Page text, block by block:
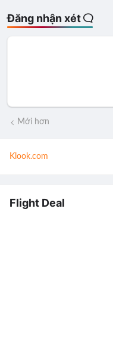
Đăng nhận xét
Mới hơn
Klook.com
Flight Deal